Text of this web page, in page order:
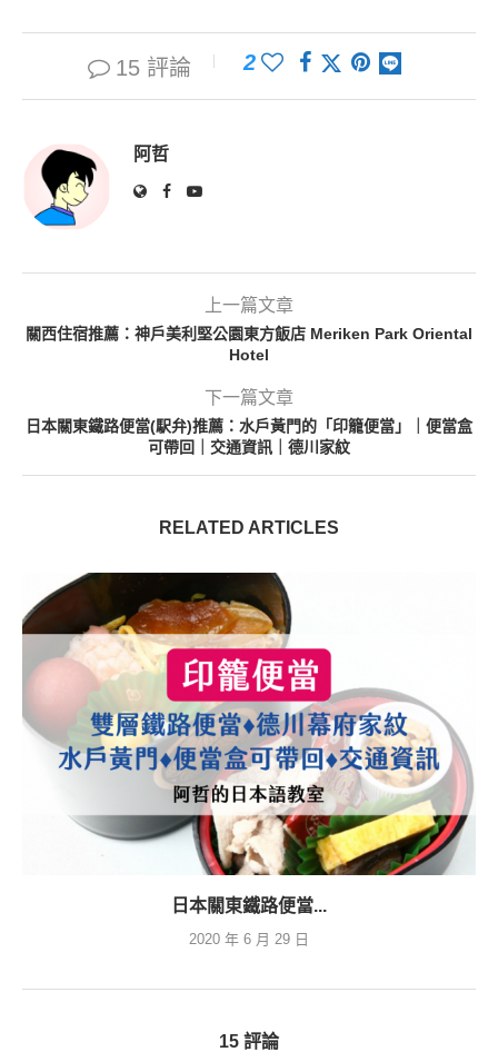
15 評論 2
阿哲
上一篇文章
關西住宿推薦：神戶美利堅公園東方飯店 Meriken Park Oriental
Hotel
下一篇文章
日本關東鐵路便當(駅弁)推薦：水戶黃門的「印籠便當」｜便當盒
可帶回｜交通資訊｜德川家紋
RELATED ARTICLES
日本關東鐵路便當...
2020 年 6 月 29 日
15 評論